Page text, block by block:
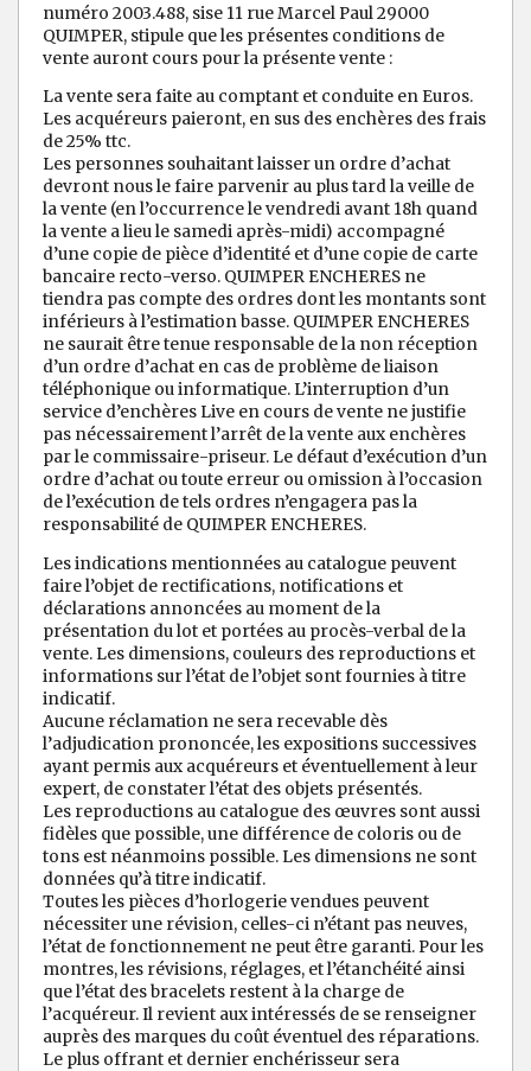
numéro 2003.488, sise 11 rue Marcel Paul 29000
QUIMPER, stipule que les présentes conditions de
vente auront cours pour la présente vente :
La vente sera faite au comptant et conduite en Euros.
Les acquéreurs paieront, en sus des enchères des frais
de 25% ttc.
Les personnes souhaitant laisser un ordre d’achat
devront nous le faire parvenir au plus tard la veille de
la vente (en l’occurrence le vendredi avant 18h quand
la vente a lieu le samedi après-midi) accompagné
d’une copie de pièce d’identité et d’une copie de carte
bancaire recto-verso. QUIMPER ENCHERES ne
tiendra pas compte des ordres dont les montants sont
inférieurs à l’estimation basse. QUIMPER ENCHERES
ne saurait être tenue responsable de la non réception
d’un ordre d’achat en cas de problème de liaison
téléphonique ou informatique. L’interruption d’un
service d’enchères Live en cours de vente ne justifie
pas nécessairement l’arrêt de la vente aux enchères
par le commissaire-priseur. Le défaut d’exécution d’un
ordre d’achat ou toute erreur ou omission à l’occasion
de l’exécution de tels ordres n’engagera pas la
responsabilité de QUIMPER ENCHERES.
Les indications mentionnées au catalogue peuvent
faire l’objet de rectifications, notifications et
déclarations annoncées au moment de la
présentation du lot et portées au procès-verbal de la
vente. Les dimensions, couleurs des reproductions et
informations sur l’état de l’objet sont fournies à titre
indicatif.
Aucune réclamation ne sera recevable dès
l’adjudication prononcée, les expositions successives
ayant permis aux acquéreurs et éventuellement à leur
expert, de constater l’état des objets présentés.
Les reproductions au catalogue des œuvres sont aussi
fidèles que possible, une différence de coloris ou de
tons est néanmoins possible. Les dimensions ne sont
données qu’à titre indicatif.
Toutes les pièces d’horlogerie vendues peuvent
nécessiter une révision, celles-ci n’étant pas neuves,
l’état de fonctionnement ne peut être garanti. Pour les
montres, les révisions, réglages, et l’étanchéité ainsi
que l’état des bracelets restent à la charge de
l’acquéreur. Il revient aux intéressés de se renseigner
auprès des marques du coût éventuel des réparations.
Le plus offrant et dernier enchérisseur sera